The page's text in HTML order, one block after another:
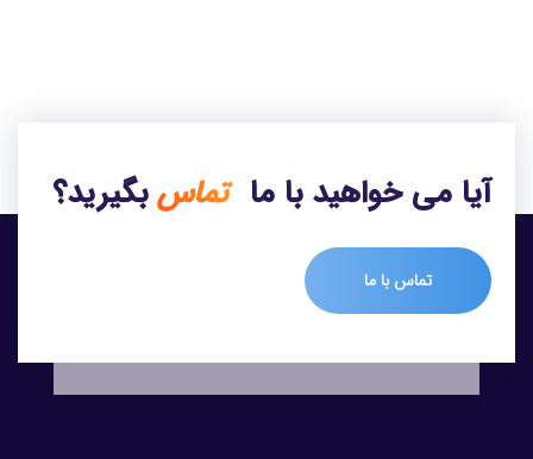
آیا می خواهید با ما تماسبگیرید؟
تماس با ما